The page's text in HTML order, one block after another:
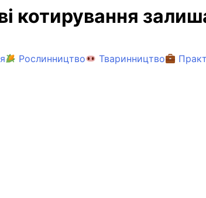
Рослинництво Тваринництво
котирування